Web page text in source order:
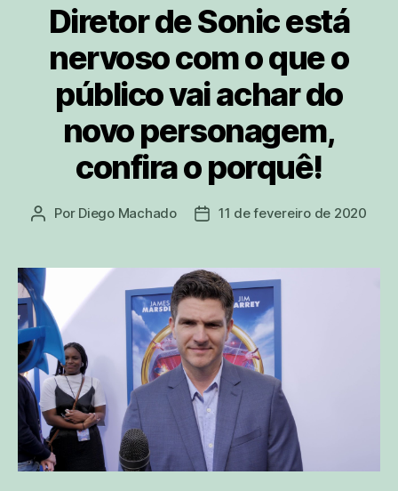
Diretor de Sonic está
nervoso com o que o
público vai achar do
novo personagem,
confira o porquê!
Autor
Por Diego Machado
Data11 de fevereiro de 2020